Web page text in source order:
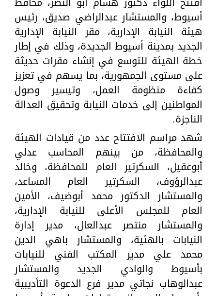
أسيوط، والمستشار عبدالراضي صديق، رئيس
هيئة النيابة الإدارية، مقر النيابة الإدارية
الجديد بمدينة أسيوط الجديدة، وذلك في إطار
خطة الهيئة للتوسع في إنشاء مقرات حديثة
على مستوى الجمهورية، بما يسهم في تعزيز
كفاءة منظومة العمل، وتيسير وصول
المواطنين إلى خدمات النيابة وتحقيق العدالة
الناجزة.
شهد مراسم الافتتاح عدد من قيادات الهيئة
والمحافظة، من بينهم المحاسب عدلي
أبوعقيل، السكرتير العام للمحافظة، وخالد
عبدالرؤوف، السكرتير العام المساعد،
والمستشار الدكتور محمد أبوضيف، الأمين
العام للمجلس الأعلى للنيابة الإدارية،
والمستشار منتصر عبدالعال، مدير إدارة
النيابات بالهئية، والمستشار باهي الدين
محمد علي مدير المكتب الفني للنيابات
بأسيوط والوادي الجديد والمستشار
عبدالوهاب نجاتي مدير فرع الدعوة التأديبية